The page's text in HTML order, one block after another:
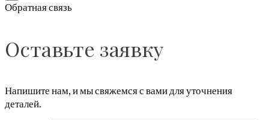
Обратная связь
Оставьте заявку
Напишите нам, и мы свяжемся с вами для уточнения
деталей.